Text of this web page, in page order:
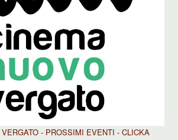
- PROSSIMI EVENTI - CLICKA